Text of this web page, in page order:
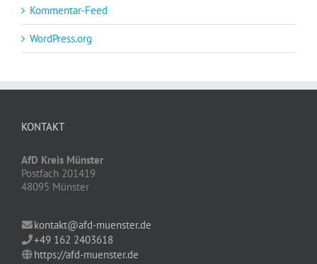
Kommentar-Feed
WordPress.org
KONTAKT
AfD Kreis Münster
Postfach 201419
48095 Münster
kontakt@afd-muenster.de
+49 162 2403618
https://afd-muenster.de